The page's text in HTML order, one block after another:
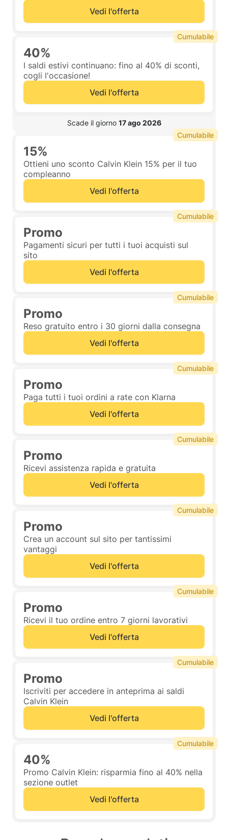
Vedi l'offerta
40%
I saldi estivi continuano: fino al 40% di sconti,
cogli l'occasione!
Vedi l'offerta
Scade il giorno 17 ago 2026
Cumulabile
15%
Ottieni uno sconto Calvin Klein 15% per il tuo
compleanno
Vedi l'offerta
Cumulabile
Promo
Pagamenti sicuri per tutti i tuoi acquisti sul
sito
Vedi l'offerta
Cumulabile
Promo
Reso gratuito entro i 30 giorni dalla consegna
Vedi l'offerta
Cumulabile
Promo
Paga tutti i tuoi ordini a rate con Klarna
Vedi l'offerta
Cumulabile
Promo
Ricevi assistenza rapida e gratuita
Vedi l'offerta
Cumulabile
Promo
Crea un account sul sito per tantissimi
vantaggi
Vedi l'offerta
Cumulabile
Promo
Ricevi il tuo ordine entro 7 giorni lavorativi
Vedi l'offerta
Cumulabile
Promo
Iscriviti per accedere in anteprima ai saldi
Calvin Klein
Vedi l'offerta
Cumulabile
40%
Promo Calvin Klein: risparmia fino al 40% nella
sezione outlet
Vedi l'offerta
Cumulabile